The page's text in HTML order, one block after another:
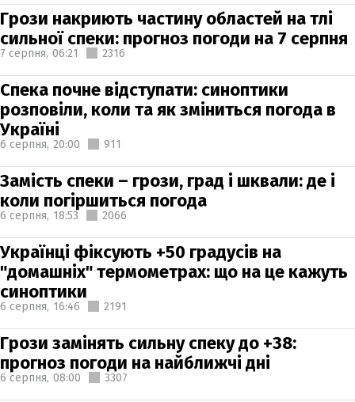
Грози накриють частину областей на тлі
сильної спеки: прогноз погоди на 7 серпня
7 серпня, 06:21 2316
Спека почне відступати: синоптики
розповіли, коли та як зміниться погода в
Україні
6 серпня, 20:00 911
Замість спеки – грози, град і шквали: де і
коли погіршиться погода
6 серпня, 18:53 2066
Українці фіксують +50 градусів на
"домашніх" термометрах: що на це кажуть
синоптики
6 серпня, 16:46 2191
Грози замінять сильну спеку до +38:
прогноз погоди на найближчі дні
6 серпня, 08:00 3307